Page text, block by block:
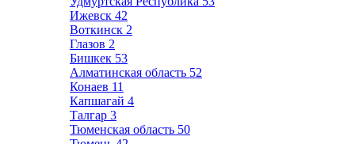
Ижевск 42
Воткинск 2
Глазов 2
Бишкек 53
Алматинская область 52
Конаев 11
Капшагай 4
Талгар 3
Тюменская область 50